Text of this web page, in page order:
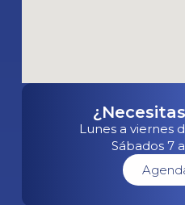
Lunes a viernes
Sábados 7